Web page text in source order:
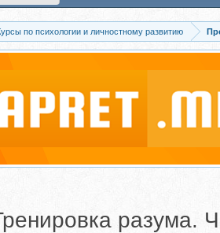
по психологии и личностному развитию
разума.